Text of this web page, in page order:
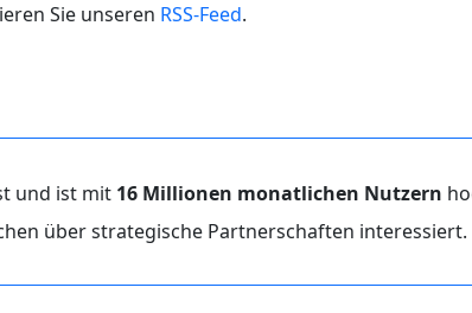
Sie unseren RSS-Feed.
und ist mit 16 Millionen monatlichen Nutzern
über strategische Partnerschaften interessiert.